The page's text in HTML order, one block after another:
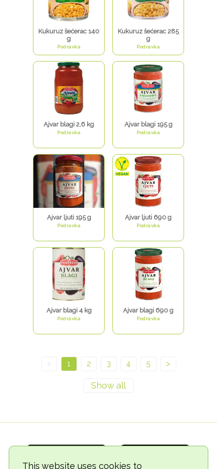
This website uses cookies to
Kukuruz šećerac 140
g
Podravka
Kukuruz šećerac 285
g
Podravka
Ajvar blagi 2,6 kg
Podravka
Ajvar blagi 195 g
Podravka
Ajvar ljuti 195 g
Podravka
Ajvar ljuti 690 g
Podravka
Ajvar blagi 4 kg
Podravka
Ajvar blagi 690 g
Podravka
< 1 2 3 4 5 >